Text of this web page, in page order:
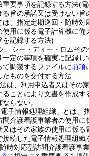
重要事項を記録する方法(電
る旨の承諾又は受けない旨
は、指定定期巡回・随時対
使用に係る電子計算機に備
を記録する方法)
、シー・ディー・ロムそ
一定の事項を確実に記録し
て調製するファイルに前項
たものを交付する方法
は、利用申込者又はその
ることにより文書を作成す
らない。
子情報処理組織」とは、
問介護看護事業者の使用に
又はその家族の使用に係る
続した電子情報処理組織
時対応型訪問介護看護事業